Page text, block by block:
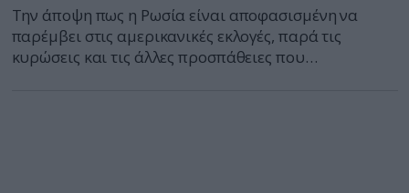
Την άποψη πως η Ρωσία είναι αποφασισμένη να
παρέμβει στις αμερικανικές εκλογές, παρά τις
κυρώσεις και τις άλλες προσπάθειες που